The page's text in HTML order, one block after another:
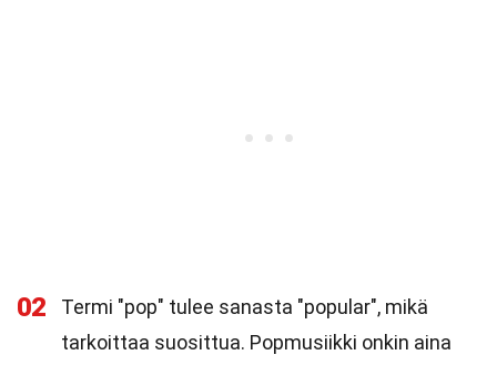
02
Termi "pop" tulee sanasta "popular", mikä
tarkoittaa suosittua. Popmusiikki onkin aina